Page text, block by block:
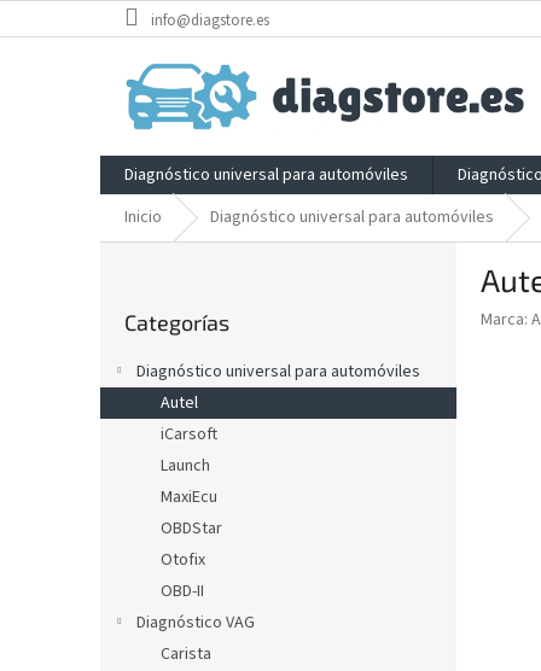
al
info@diagstore.es
Diagnóstico universal para automóviles
Inicio
Diagnóstico universal para automóviles
l
a
categorías
Categorías
Diagnóstico universal para automóviles
Autel
iCarsoft
Launch
MaxiEcu
OBDStar
Otofix
OBD-II
Diagnóstico VAG
Carista
Marca: